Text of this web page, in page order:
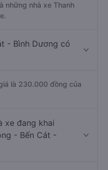
những nhà xe Thanh
- Bình Dương có
là 230.000 đồng của
xe đang khai
- Bến Cát -